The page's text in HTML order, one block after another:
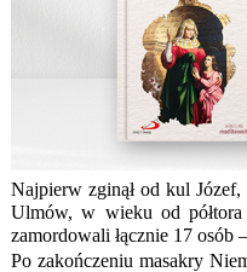
Najpierw zginął od kul Józef,
Ulmów, w wieku od
zamordowali łącznie 17 osób
Po zakończeniu masakry